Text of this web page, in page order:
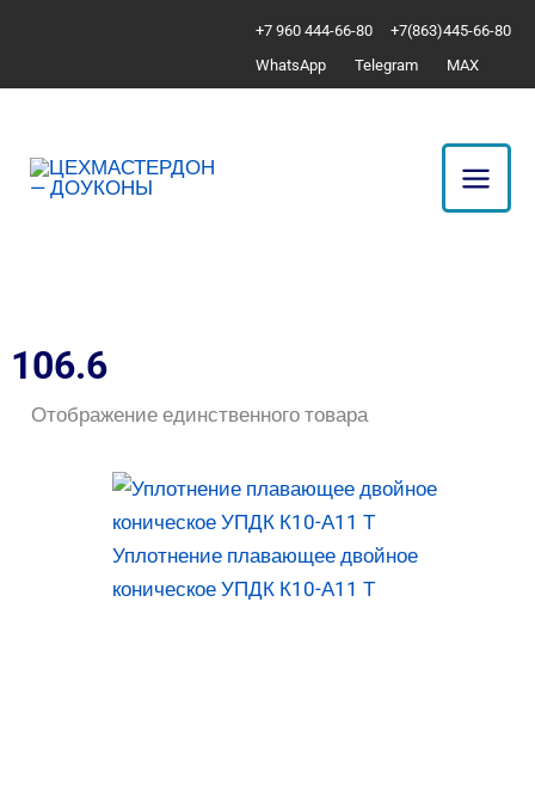
содержимому
+7 960 444-66-80
+7(863)445-66-80
WhatsApp
Telegram MAX
106.6
Отображение единственного товара
Уплотнение плавающее двойное
коническое УПДК К10-А11 Т